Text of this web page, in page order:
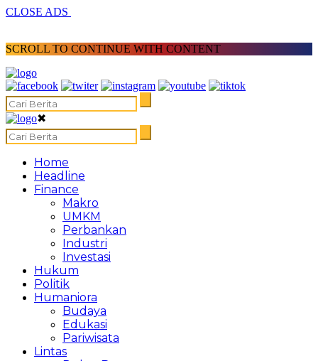
CLOSE ADS
SCROLL TO CONTINUE WITH CONTENT
✖
Home
Headline
Finance
Makro
UMKM
Perbankan
Industri
Investasi
Hukum
Politik
Humaniora
Budaya
Edukasi
Pariwisata
Lintas